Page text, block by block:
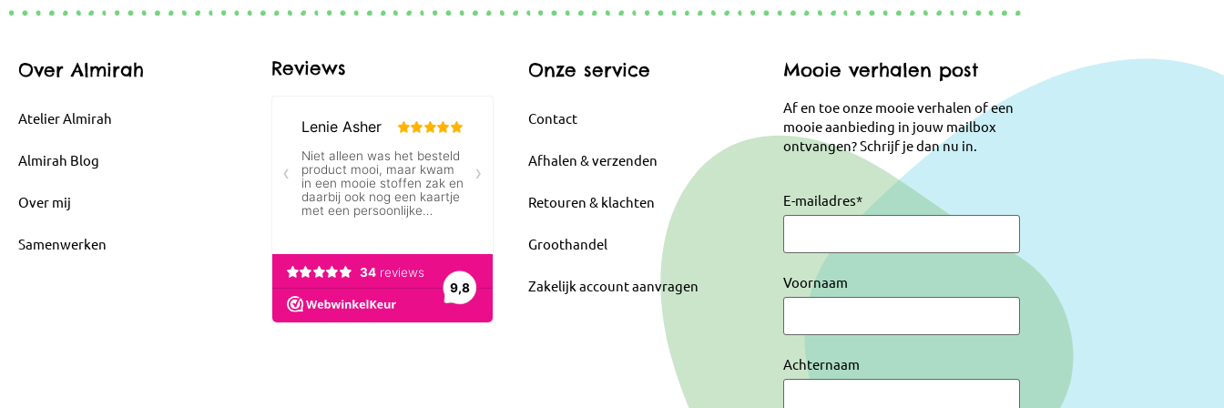
Over Almirah
Atelier Almirah
Almirah Blog
Over mij
Samenwerken
Reviews Onze service
Contact
Afhalen & verzenden
Retouren & klachten
Groothandel
Zakelijk account aanvragen
Mooie verhalen post
Af en toe onze mooie verhalen of een
mooie aanbieding in jouw mailbox
ontvangen? Schrijf je dan nu in.
E-mailadres*
Voornaam
Achternaam